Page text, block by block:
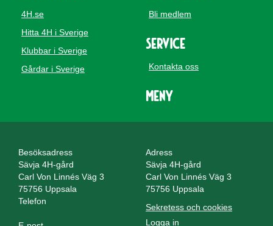
4H.se
Hitta 4H i Sverige
Klubbar i Sverige
Gårdar i Sverige
Bli medlem
Service
Kontakta oss
Meny
Besöksadress
Sävja 4H-gård
Carl Von Linnés Väg 3
75756 Uppsala
Adress
Sävja 4H-gård
Carl Von Linnés Väg 3
75756 Uppsala
Telefon
Sekretess och cookies
Logga in